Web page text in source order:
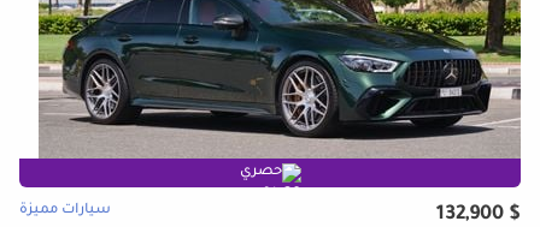
حصري
$ 132,900 سيارات مميزة